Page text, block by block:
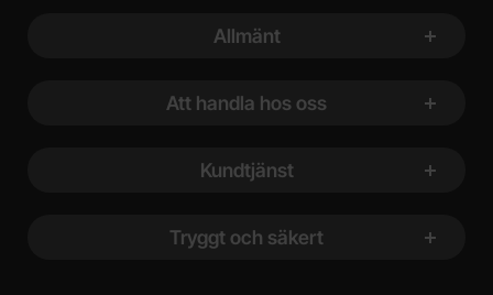
Allmänt
Att handla hos oss
Kundtjänst
Tryggt och säkert